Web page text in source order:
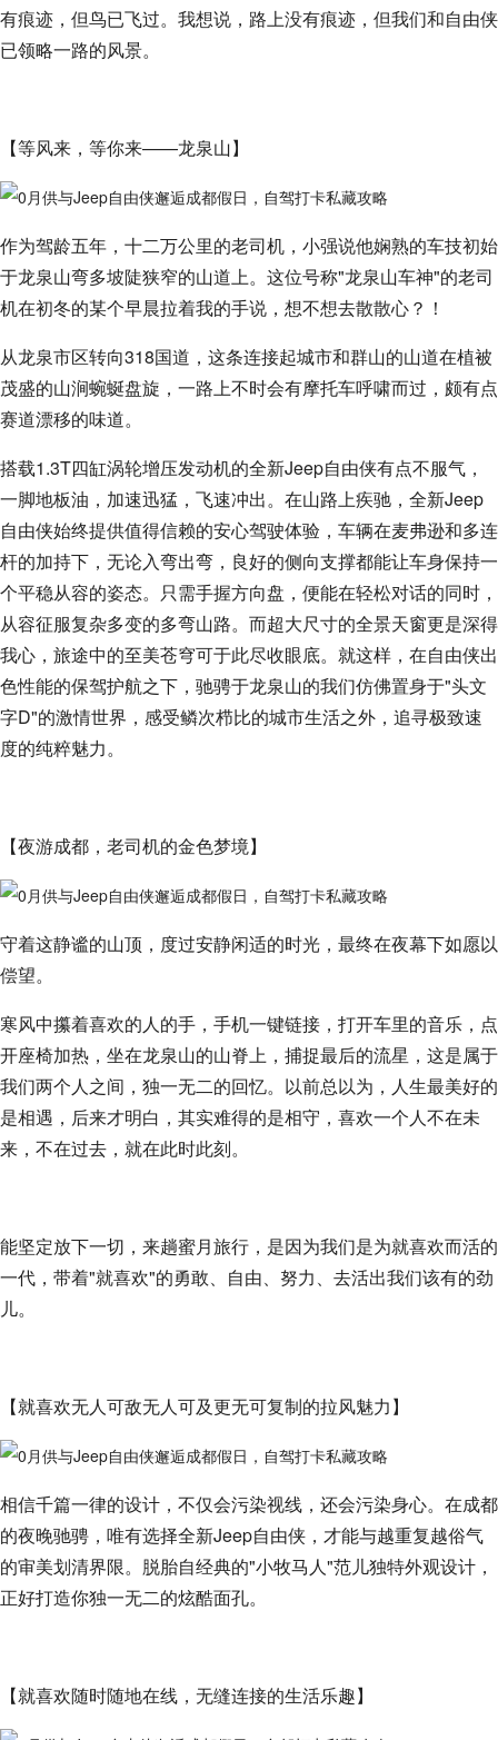
有痕迹，但鸟已飞过。我想说，路上没有痕迹，但我们和自由侠
已领略一路的风景。
【等风来，等你来——龙泉山】
作为驾龄五年，十二万公里的老司机，小强说他娴熟的车技初始
于龙泉山弯多坡陡狭窄的山道上。这位号称"龙泉山车神"的老司
机在初冬的某个早晨拉着我的手说，想不想去散散心？！
从龙泉市区转向318国道，这条连接起城市和群山的山道在植被
茂盛的山涧蜿蜒盘旋，一路上不时会有摩托车呼啸而过，颇有点
赛道漂移的味道。
搭载1.3T四缸涡轮增压发动机的全新Jeep自由侠有点不服气，
一脚地板油，加速迅猛，飞速冲出。在山路上疾驰，全新Jeep
自由侠始终提供值得信赖的安心驾驶体验，车辆在麦弗逊和多连
杆的加持下，无论入弯出弯，良好的侧向支撑都能让车身保持一
个平稳从容的姿态。只需手握方向盘，便能在轻松对话的同时，
从容征服复杂多变的多弯山路。而超大尺寸的全景天窗更是深得
我心，旅途中的至美苍穹可于此尽收眼底。就这样，在自由侠出
色性能的保驾护航之下，驰骋于龙泉山的我们仿佛置身于"头文
字D"的激情世界，感受鳞次栉比的城市生活之外，追寻极致速
度的纯粹魅力。
【夜游成都，老司机的金色梦境】
守着这静谧的山顶，度过安静闲适的时光，最终在夜幕下如愿以
偿望。
寒风中攥着喜欢的人的手，手机一键链接，打开车里的音乐，点
开座椅加热，坐在龙泉山的山脊上，捕捉最后的流星，这是属于
我们两个人之间，独一无二的回忆。以前总以为，人生最美好的
是相遇，后来才明白，其实难得的是相守，喜欢一个人不在未
来，不在过去，就在此时此刻。
能坚定放下一切，来趟蜜月旅行，是因为我们是为就喜欢而活的
一代，带着"就喜欢"的勇敢、自由、努力、去活出我们该有的劲
儿。
【就喜欢无人可敌无人可及更无可复制的拉风魅力】
相信千篇一律的设计，不仅会污染视线，还会污染身心。在成都
的夜晚驰骋，唯有选择全新Jeep自由侠，才能与越重复越俗气
的审美划清界限。脱胎自经典的"小牧马人"范儿独特外观设计，
正好打造你独一无二的炫酷面孔。
【就喜欢随时随地在线，无缝连接的生活乐趣】